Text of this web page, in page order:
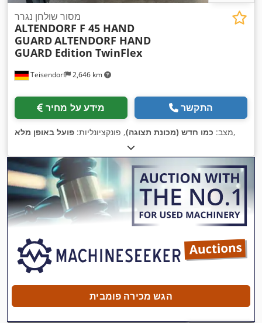
Teisendorf 2,646 km
מסור שולחן נגרר
ALTENDORF F 45 HAND
GUARDALTENDORF HAND
GUARD Edition TwinFlex
מידע על מחיר התקשר
מצב: כמו חדש (מכונת תצוגה), פונקציונליות: פועל באופן מלא ,
הגש מכירה פומבית